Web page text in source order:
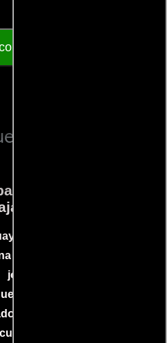
interesar...
película
cautivó al mundo
explosión de acción y
cinematográfica
la historia de un
4 de Asunción que se
mundo de crimen